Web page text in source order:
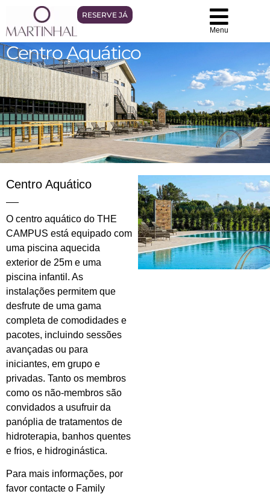
RESERVE JÁ
Menu
Centro Aquático
Centro Aquático
O centro aquático do THE
CAMPUS está equipado com
uma piscina aquecida
exterior de 25m e uma
piscina infantil. As
instalações permitem que
desfrute de uma gama
completa de comodidades e
pacotes, incluindo sessões
avançadas ou para
iniciantes, em grupo e
privadas. Tanto os membros
como os não-membros são
convidados a usufruir da
panóplia de tratamentos de
hidroterapia, banhos quentes
e frios, e hidroginástica.
Para mais informações, por
favor contacte o Family